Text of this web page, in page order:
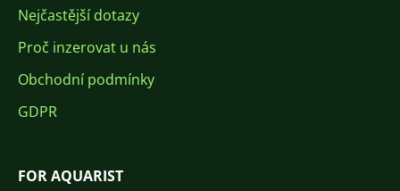
Nejčastější dotazy
Proč inzerovat u nás
Obchodní podmínky
GDPR
FOR AQUARIST